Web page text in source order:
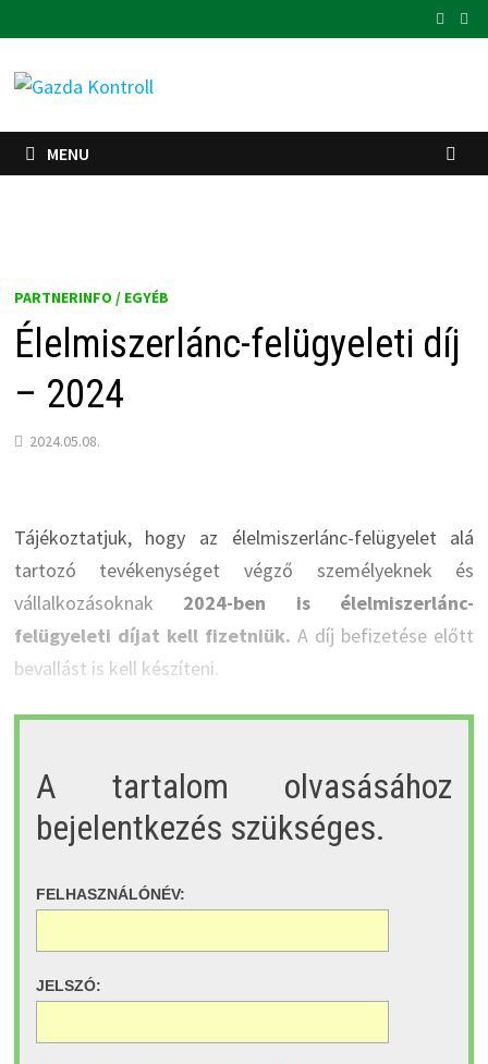
to
content
MENU
PARTNERINFO / EGYÉB
Élelmiszerlánc-felügyeleti díj
– 2024
2024.05.08.
Tájékoztatjuk, hogy az élelmiszerlánc-felügyelet alá
tartozó tevékenységet végző személyeknek és
vállalkozásoknak 2024-ben is élelmiszerlánc-
felügyeleti díjat kell fizetniük. A díj befizetése előtt
bevallást is kell készíteni.
A tartalom olvasásához
bejelentkezés szükséges.
FELHASZNÁLÓNÉV:
JELSZÓ: